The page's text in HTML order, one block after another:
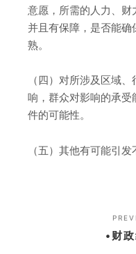
意愿，所需的人力、
并且有保障，是否能
熟。
（四）对所涉及区域
响，群众对影响的承
件的可能性。
（五）其他有可能引发
•财